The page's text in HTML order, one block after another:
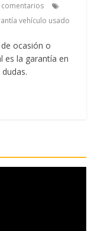
comentarios
vehículo usado
ocasión o
es la garantía en